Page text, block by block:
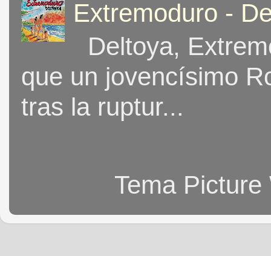
Extremoduro -
Deltoya,
que un jovencísimo
tras la ruptur...
Tema